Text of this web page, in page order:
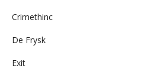
Crimethinc
De Frysk
Exit